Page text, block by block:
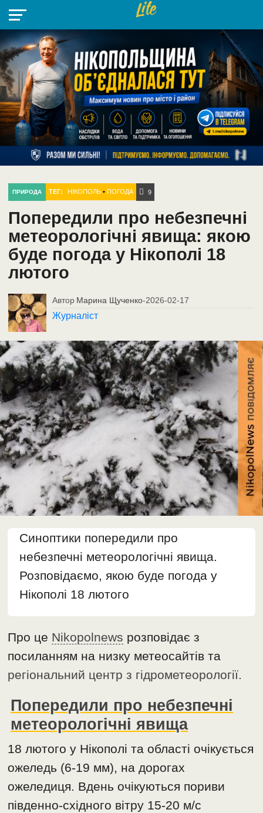
НІКОПОЛЬ
РАЙОН
СІЧЕСЛАВСЬКА
УКРАЇНА
РЕТРО
НІКОПОЛЬ
ЛАЙТ
УКРАЇНА
ДОПОМОГА
РАДІО
ПРИРОДА ТЕГ: НІКОПОЛЬ• ПОГОДА 9
Попередили про небезпечні
метеорологічні явища: якою
буде погода у Нікополі 18
лютого
Автор Марина Щученко-2026-02-17
Журналіст
Синоптики попередили про
небезпечні метеорологічні явища.
Розповідаємо, якою буде погода у
Нікополі 18 лютого
Про це Nikopolnews розповідає з
посиланням на низку метеосайтів та
регіональний центр з гідрометеорології.
Попередили про небезпечні
метеорологічні явища
18 лютого у Нікополі та області очікується
ожеледь (6-19 мм), на дорогах
ожеледиця. Вдень очікуються пориви
південно-східного вітру 15-20 м/с